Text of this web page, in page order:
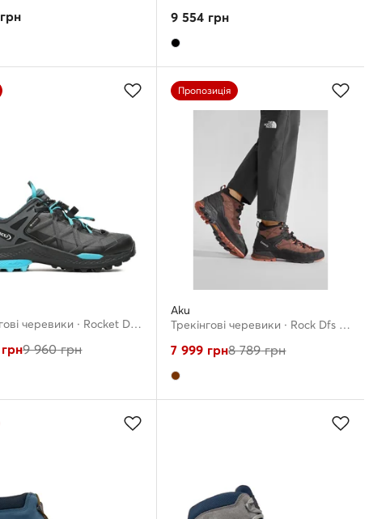
грн 9 554 грн
Трекінгові черевики · Rocket Dfs Gtx W's 727 GORE-TEX · Чорний
грн9 960грн
Пропозиція
Aku
Трекінгові черевики · Rock Dfs Mid Gtx GORE-TEX 718 · Коричневий
7 999 грн8 789грн